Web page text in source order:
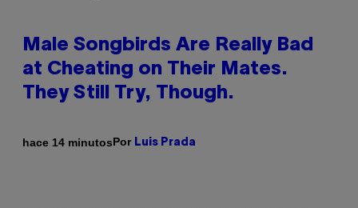
Male Songbirds Are Really Bad
at Cheating on Their Mates.
They Still Try, Though.
hace 14 minutosPor Luis Prada